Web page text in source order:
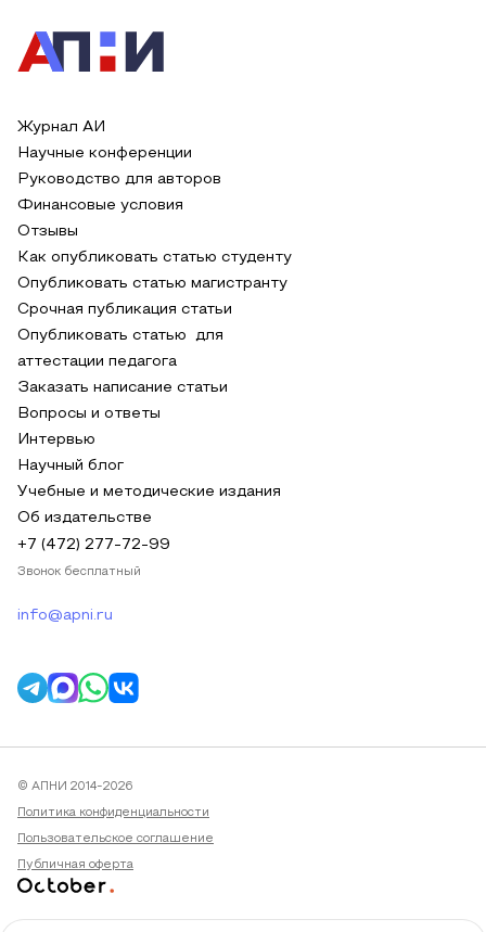
Журнал АИ
Научные конференции
Руководство для авторов
Финансовые условия
Отзывы
Как опубликовать статью студенту
Опубликовать статью магистранту
Срочная публикация статьи
Опубликовать статью для
аттестации педагога
Заказать написание статьи
Вопросы и ответы
Интервью
Научный блог
Учебные и методические издания
Об издательстве
+7 (472) 277-72-99
Звонок бесплатный
info@apni.ru
© АПНИ 2014-2026
Политика конфиденциальности
Пользовательское соглашение
Публичная оферта